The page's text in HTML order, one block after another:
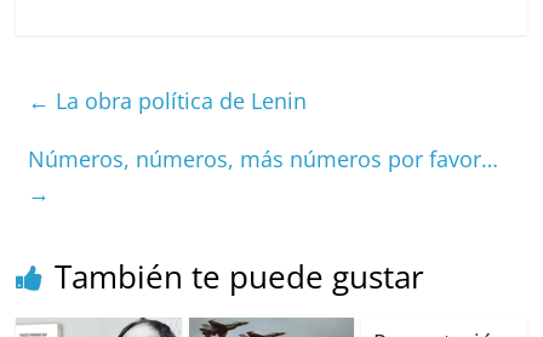
e
o
l s
p
h
s tir
← La obra política de Lenin
Números, números, más números por favor…
→
También te puede gustar